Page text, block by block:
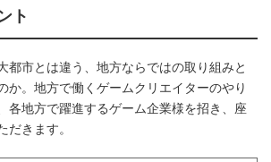
ト
都市とは違う、地方ならではの取り組みと
か。地方で働くゲームクリエイターのやり
各地方で躍進するゲーム企業様を招き、座
だきます。